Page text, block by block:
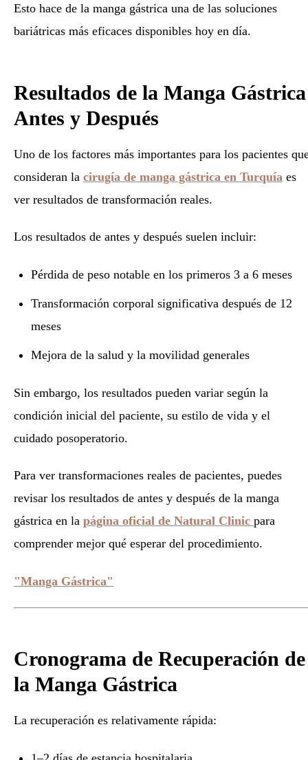
Esto hace de la manga gástrica una de las soluciones
bariátricas más eficaces disponibles hoy en día.
Resultados de la Manga Gástrica
Antes y Después
Uno de los factores más importantes para los pacientes
consideran la cirugía de manga gástrica en Turquía es
ver resultados de transformación reales.
Los resultados de antes y después suelen incluir:
Pérdida de peso notable en los primeros 3 a 6 meses
Transformación corporal significativa después de 12
meses
Mejora de la salud y la movilidad generales
Sin embargo, los resultados pueden variar según la
condición inicial del paciente, su estilo de vida y el
cuidado posoperatorio.
Para ver transformaciones reales de pacientes, puedes
revisar los resultados de antes y después de la manga
gástrica en la página oficial de Natural Clinic para
comprender mejor qué esperar del procedimiento.
"Manga Gástrica"
Cronograma de Recuperación de
la Manga Gástrica
La recuperación es relativamente rápida: